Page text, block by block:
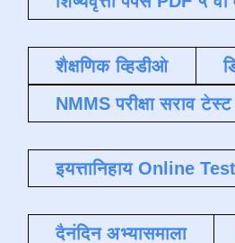
शैक्षणिक व्हिडीओ
NMMS परीक्षा सराव टेस्ट
इयत्तानिहाय Online Test
दैनंदिन अभ्यासमाला